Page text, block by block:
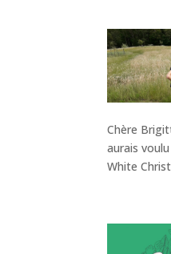
Chère
aurais
White